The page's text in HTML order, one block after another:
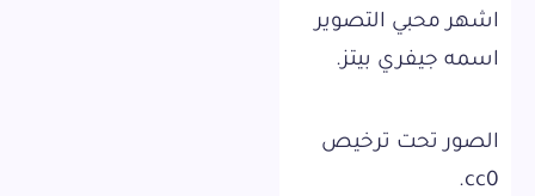
اشهر محبي التصوير
اسمه جيفري بيتز.
الصور تحت ترخيص
cc0.